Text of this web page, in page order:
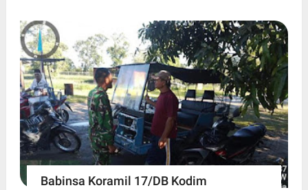
Babinsa Koramil 17/DB Kodim